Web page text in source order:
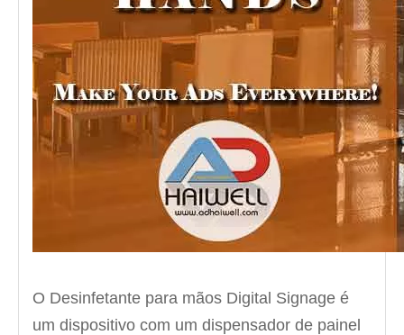
O Desinfetante para mãos Digital Signage é
um dispositivo com um dispensador de painel